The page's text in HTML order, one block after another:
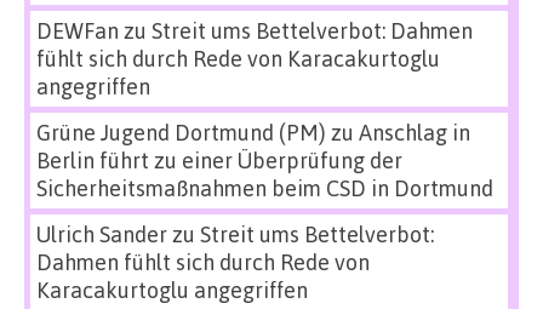
DEWFan zu Streit ums Bettelverbot: Dahmen
fühlt sich durch Rede von Karacakurtoglu
angegriffen
Grüne Jugend Dortmund (PM) zu Anschlag in
Berlin führt zu einer Überprüfung der
Sicherheitsmaßnahmen beim CSD in Dortmund
Ulrich Sanderzu Streit ums Bettelverbot:
Dahmen fühlt sich durch Rede von
Karacakurtoglu angegriffen